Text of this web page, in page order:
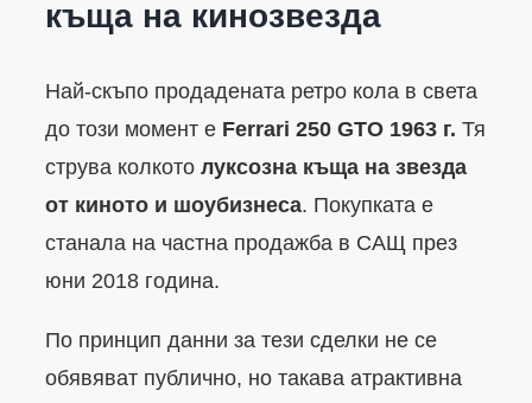
къща на кинозвезда
Най-скъпо продадената ретро кола в света
до този момент е Ferrari 250 GTO 1963 г. Тя
струва колкото луксозна къща на звезда
от киното и шоубизнеса. Покупката е
станала на частна продажба в САЩ през
юни 2018 година.
По принцип данни за тези сделки не се
обявяват публично, но такава атрактивна